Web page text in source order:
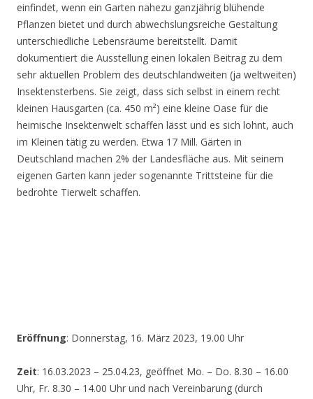
einfindet, wenn ein Garten nahezu ganzjährig blühende
Pflanzen bietet und durch abwechslungsreiche Gestaltung
unterschiedliche Lebensräume bereitstellt. Damit
dokumentiert die Ausstellung einen lokalen Beitrag zu dem
sehr aktuellen Problem des deutschlandweiten (ja weltweiten)
Insektensterbens. Sie zeigt, dass sich selbst in einem recht
kleinen Hausgarten (ca. 450 m²) eine kleine Oase für die
heimische Insektenwelt schaffen lässt und es sich lohnt, auch
im Kleinen tätig zu werden. Etwa 17 Mill. Gärten in
Deutschland machen 2% der Landesfläche aus. Mit seinem
eigenen Garten kann jeder sogenannte Trittsteine für die
bedrohte Tierwelt schaffen.
Eröffnung: Donnerstag, 16. März 2023, 19.00 Uhr
Zeit: 16.03.2023 – 25.04.23, geöffnet Mo. – Do. 8.30 – 16.00
Uhr, Fr. 8.30 – 14.00 Uhr und nach Vereinbarung (durch